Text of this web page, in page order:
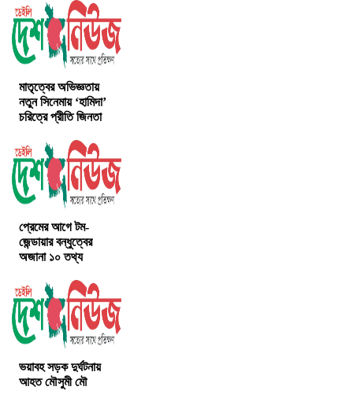
মাতৃত্বের অভিজ্ঞতায়
নতুন সিনেমায় ‘হামিদা’
চরিত্রে প্রীতি জিনতা
প্রেমের আগে টম-
জেন্ডায়ার বন্ধুত্বের
অজানা ১০ তথ্য
ভয়াবহ সড়ক দুর্ঘটনায়
আহত মৌসুমী মৌ